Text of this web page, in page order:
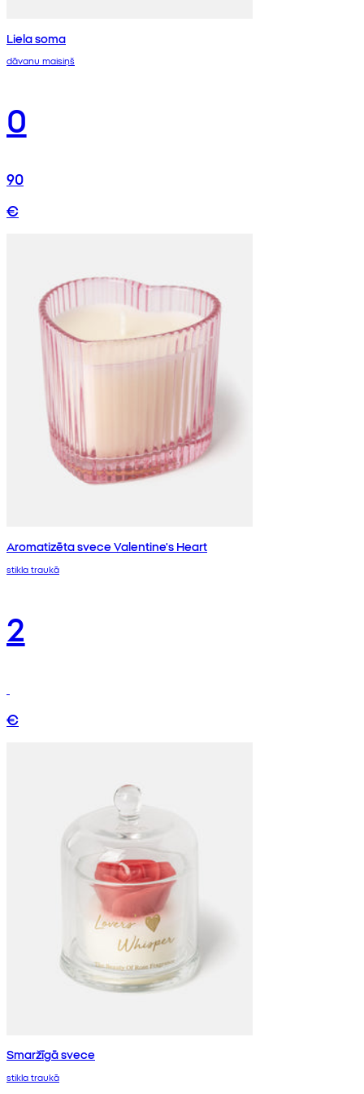
Liela soma
dāvanu maisiņš
0
90
€
Aromatizēta svece Valentine's Heart
stikla traukā
2
€
Smaržīgā svece
stikla traukā